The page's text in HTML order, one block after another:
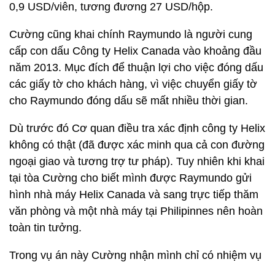
0,9 USD/viên, tương đương 27 USD/hộp.
Cường cũng khai chính Raymundo là người cung
cấp con dấu Công ty Helix Canada vào khoảng đầu
năm 2013. Mục đích để thuận lợi cho việc đóng dấu
các giấy tờ cho khách hàng, vì việc chuyển giấy tờ
cho Raymundo đóng dấu sẽ mất nhiều thời gian.
Dù trước đó Cơ quan điều tra xác định công ty Helix
không có thật (đã được xác minh qua cả con đường
ngoại giao và tương trợ tư pháp). Tuy nhiên khi khai
tại tòa Cường cho biết mình được Raymundo gửi
hình nhà máy Helix Canada và sang trực tiếp thăm
văn phòng và một nhà máy tại Philipinnes nên hoàn
toàn tin tưởng.
Trong vụ án này Cường nhận mình chỉ có nhiệm vụ